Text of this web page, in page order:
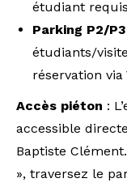
étudiant
Parking P2/P3
étudiants/
réservation via
Accès piéton :
accessible
Baptiste
», traversez le